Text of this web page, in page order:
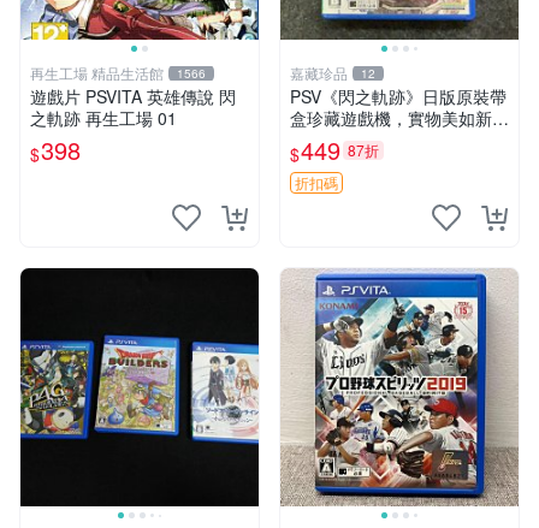
再生工場 精品生活館 1566
遊戲片 PSVITA 英雄傳說 閃
之軌跡 再生工場 01
$398
嘉藏珍品 12
PSV《閃之軌跡》日版原裝帶
盒珍藏遊戲機，實物美如新，
嚴選推薦 閃之軌跡 日版 PSV
原裝帶盒
$449 87折
折扣碼